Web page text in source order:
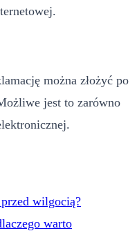
można złożyć po
jest to zarówno
przed wilgocią?
warto